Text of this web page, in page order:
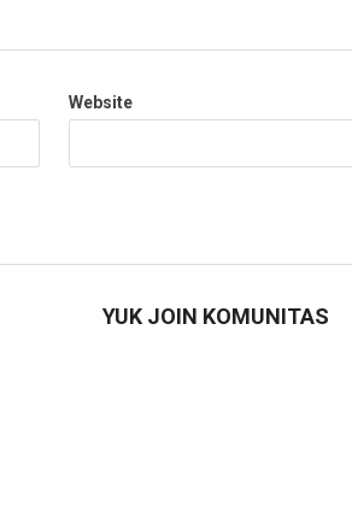
Website
YUK JOIN KOMUNITAS